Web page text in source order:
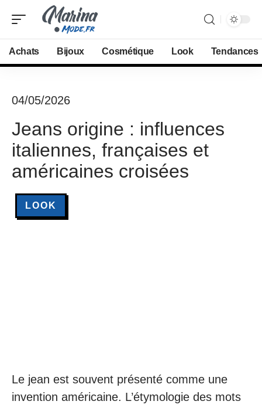
Achats Bijoux Cosmétique Look Tendances
04/05/2026
Jeans origine : influences
italiennes, françaises et
américaines croisées
LOOK
Le jean est souvent présenté comme une
invention américaine. L’étymologie des mots